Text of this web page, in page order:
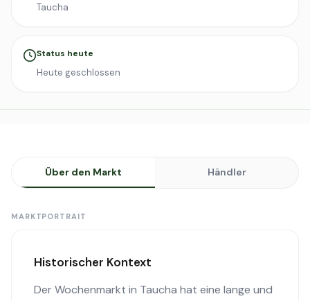
Taucha
Status heute
Heute geschlossen
Über den Markt Händler
MARKTPORTRAIT
Historischer Kontext
Der Wochenmarkt in Taucha hat eine lange und